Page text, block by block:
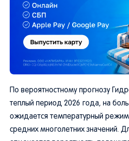
По вероятностному прогнозу
теплый период 2026 года, на
ожидается температурный
средних многолетних значений.